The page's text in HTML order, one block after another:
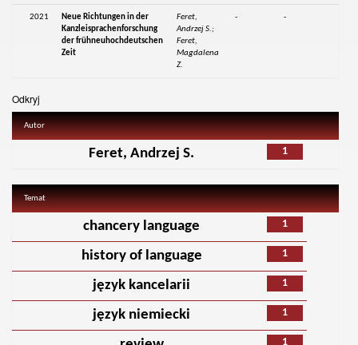
2021
Neue Richtungen in der
Kanzleisprachenforschung
der frühneuhochdeutschen
Zeit
Feret,
Andrzej S.;
Feret,
Magdalena
Z.
- -
Odkryj
Autor
1
Feret, Andrzej S.
Temat
1
chancery language
1
history of language
1
język kancelarii
1
język niemiecki
1